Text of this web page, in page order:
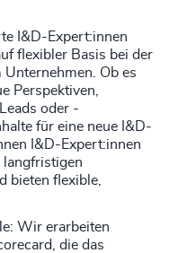
I&D-Expert:innen
flexibler Basis bei der
Ob es
Perspektiven,
oder -
für eine neue I&D-
I&D-Expert:innen
langfristigen
bieten flexible,
Wir erarbeiten
die das